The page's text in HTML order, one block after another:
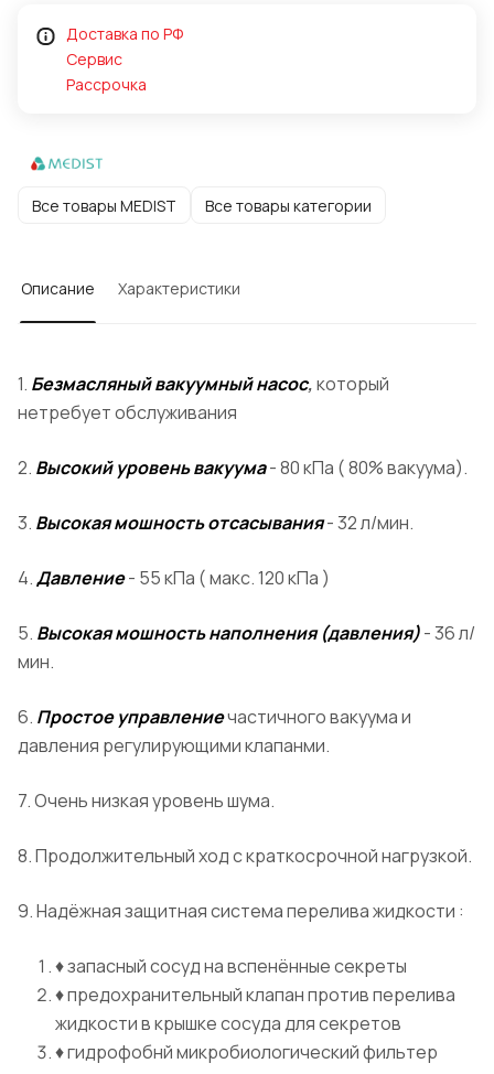
Доставка по РФ
Сервис
Рассрочка
Все товары MEDIST Все товары категории
Описание Характеристики
1. Безмасляный вакуумный насос,который
нетребует обслуживания
2. Высокий уровень вакуума- 80 кПа ( 80% вакуума).
3. Высокая мошность отсасывания- 32 л/мин.
4.Давление- 55 кПа ( макс. 120 кПа )
5. Высокая мошность наполнения (давления)- 36 л/
мин.
6. Простое управлениечастичного вакуума и
давления регулирующими клапанми.
7. Очень низкая уровень шума.
8. Продолжительный ход с краткосрочной нагрузкой.
9. Надёжная защитная система перелива жидкости :
♦ запасный сосуд на вспенённые секреты
♦ предохранительный клапан против перелива
жидкости в крышке сосуда для секретов
♦ гидрофобнй микробиологический фильтер